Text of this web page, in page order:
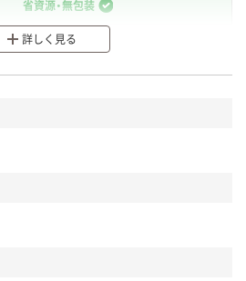
省資源・無包装
分別・リサイクルしやすい設計
詳しく見る